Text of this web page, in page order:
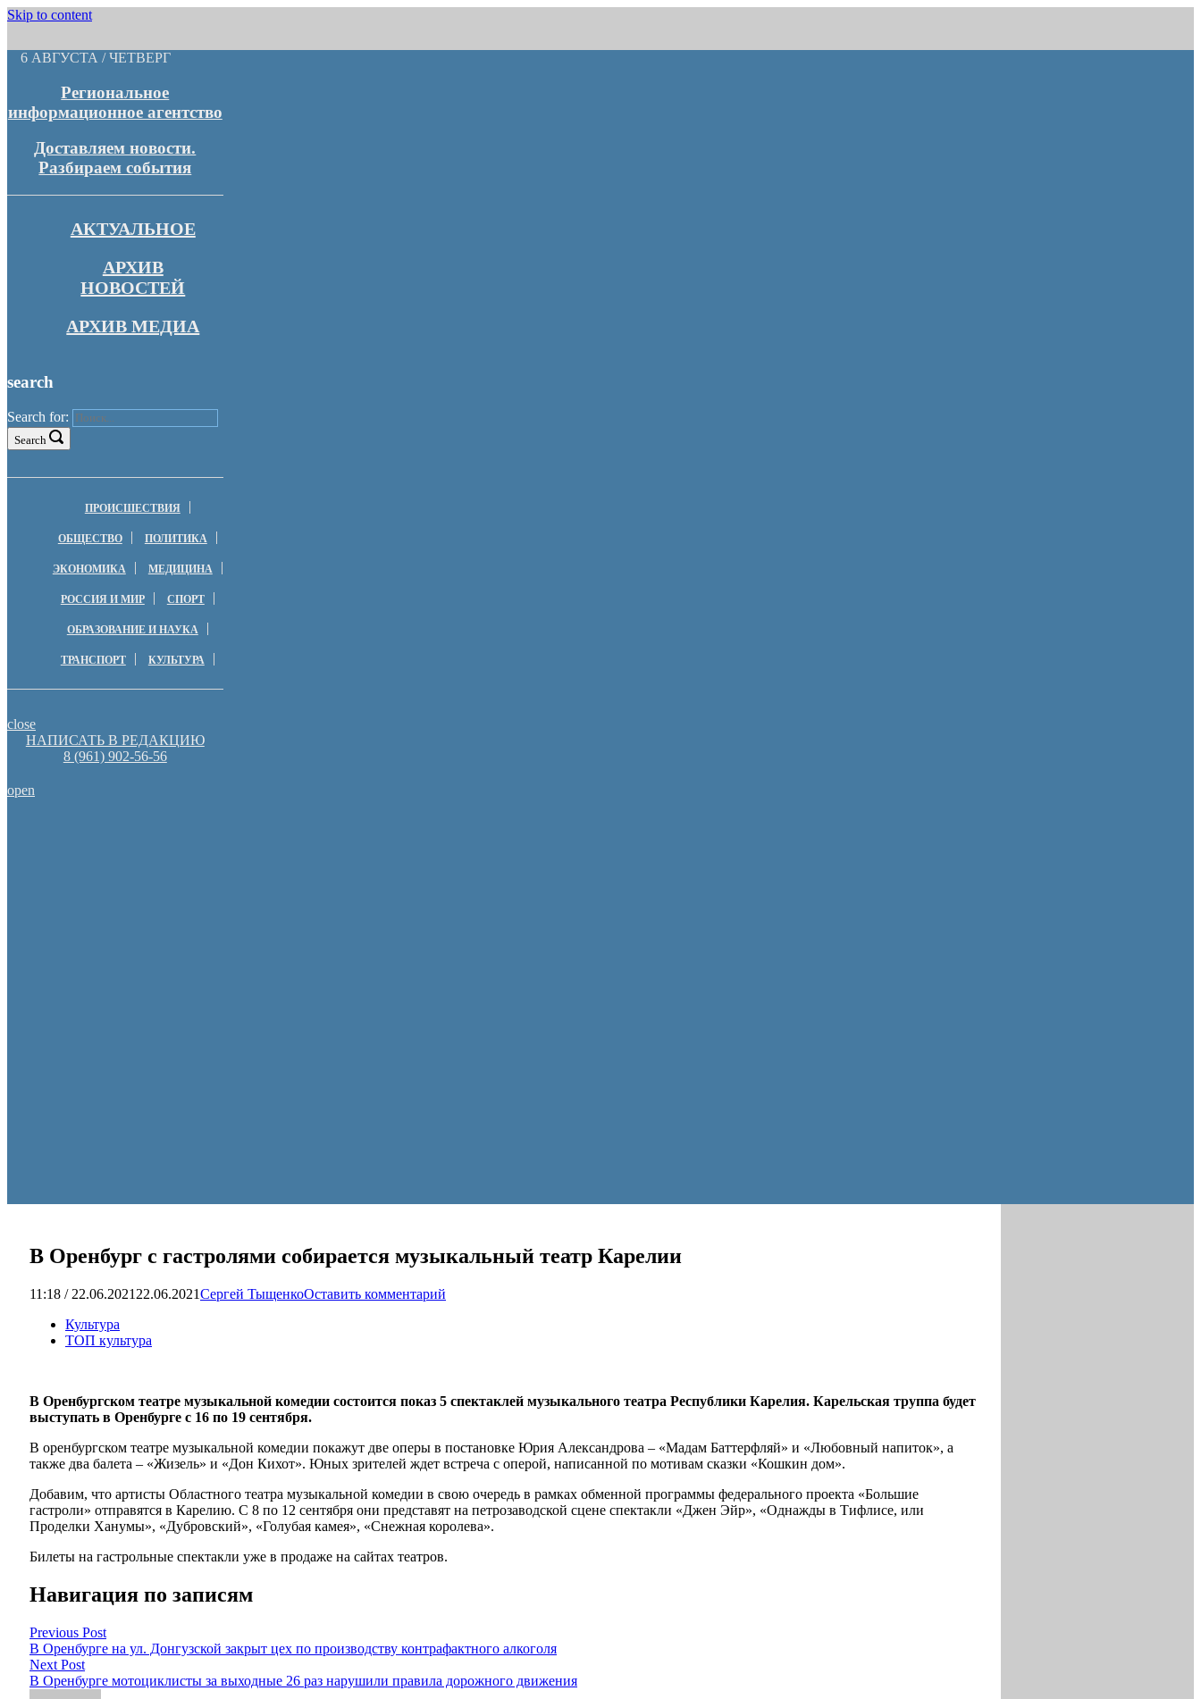
Skip to content
6 АВГУСТА / ЧЕТВЕРГ
Региональное
информационное агентство
Доставляем новости.
Разбираем события
АКТУАЛЬНОЕ
АРХИВ
НОВОСТЕЙ
АРХИВ МЕДИА
search
Search for:
Search
ПРОИСШЕСТВИЯ
ОБЩЕСТВО ПОЛИТИКА
ЭКОНОМИКА МЕДИЦИНА
РОССИЯ И МИР СПОРТ
ОБРАЗОВАНИЕ И НАУКА
ТРАНСПОРТ КУЛЬТУРА
close
НАПИСАТЬ В РЕДАКЦИЮ
8 (961) 902-56-56
open
В Оренбург с гастролями собирается музыкальный театр Карелии
11:18 / 22.06.2021 22.06.2021Сергей ТыщенкоОставить комментарий
Культура
ТОП культура
В Оренбургском театре музыкальной комедии состоится показ 5 спектаклей музыкального театра Республики Карелия. Карельская труппа будет
выступать в Оренбурге с 16 по 19 сентября.
В оренбургском театре музыкальной комедии покажут две оперы в постановке Юрия Александрова – «Мадам Баттерфляй» и «Любовный напиток», а
также два балета – «Жизель» и «Дон Кихот». Юных зрителей ждет встреча с оперой, написанной по мотивам сказки «Кошкин дом».
Добавим, что артисты Областного театра музыкальной комедии в свою очередь в рамках обменной программы федерального проекта «Большие
гастроли» отправятся в Карелию. С 8 по 12 сентября они представят на петрозаводской сцене спектакли «Джен Эйр», «Однажды в Тифлисе, или
Проделки Ханумы», «Дубровский», «Голубая камея», «Снежная королева».
Билеты на гастрольные спектакли уже в продаже на сайтах театров.
Навигация по записям
Previous Post
В Оренбурге на ул. Донгузской закрыт цех по производству контрафактного алкоголя
Next Post
В Оренбурге мотоциклисты за выходные 26 раз нарушили правила дорожного движения